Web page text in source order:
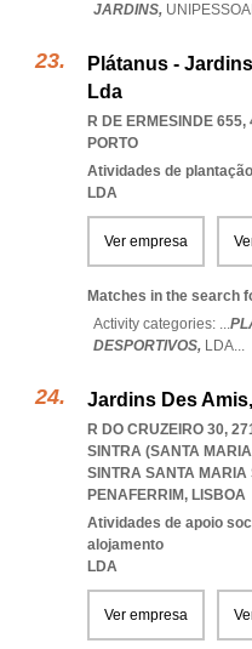
JARDINS,
Plátanus -
Lda
R DE ERMESINDE 655,
PORTO
Atividades de
LDA
Ver empresa
Matches in the search
Activity categories: ...
DESPORTIVOS, LDA...
Jardins Des
R DO CRUZEIRO 30,
SINTRA (SANTA
SINTRA SANTA MARIA
PENAFERRIM, LISBOA
Atividades de apoio
alojamento
LDA
Ver empresa